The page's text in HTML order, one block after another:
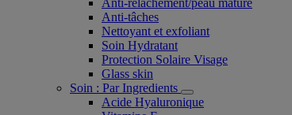
Anti-relâchement/peau mature
Anti-tâches
Nettoyant et exfoliant
Soin Hydratant
Protection Solaire Visage
Glass skin
Soin : Par Ingredients
Acide Hyaluronique